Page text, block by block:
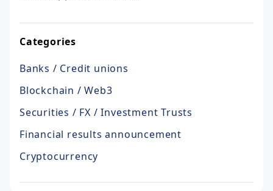
Categories
Banks / Credit unions
Blockchain / Web3
Securities / FX / Investment Trusts
Financial results announcement
Cryptocurrency